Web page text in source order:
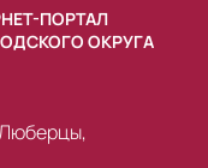
ПОРТАЛ
ОКРУГА